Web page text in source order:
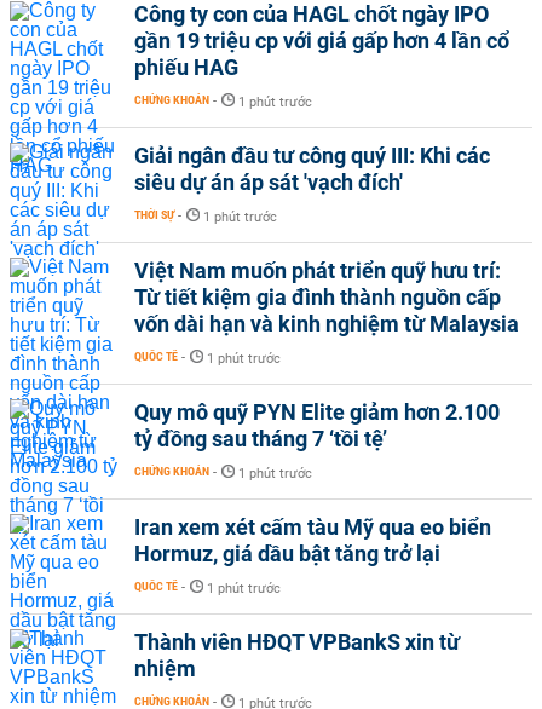
Công ty con của HAGL chốt ngày IPO
gần 19 triệu cp với giá gấp hơn 4 lần cổ
phiếu HAG
CHỨNG KHOÁN - 1 phút trước
Giải ngân đầu tư công quý III: Khi các
siêu dự án áp sát 'vạch đích'
THỜI SỰ - 1 phút trước
Việt Nam muốn phát triển quỹ hưu trí:
Từ tiết kiệm gia đình thành nguồn cấp
vốn dài hạn và kinh nghiệm từ Malaysia
QUỐC TẾ - 1 phút trước
Quy mô quỹ PYN Elite giảm hơn 2.100
tỷ đồng sau tháng 7 ‘tồi tệ’
CHỨNG KHOÁN - 1 phút trước
Iran xem xét cấm tàu Mỹ qua eo biển
Hormuz, giá dầu bật tăng trở lại
QUỐC TẾ - 1 phút trước
Thành viên HĐQT VPBankS xin từ
nhiệm
CHỨNG KHOÁN - 1 phút trước